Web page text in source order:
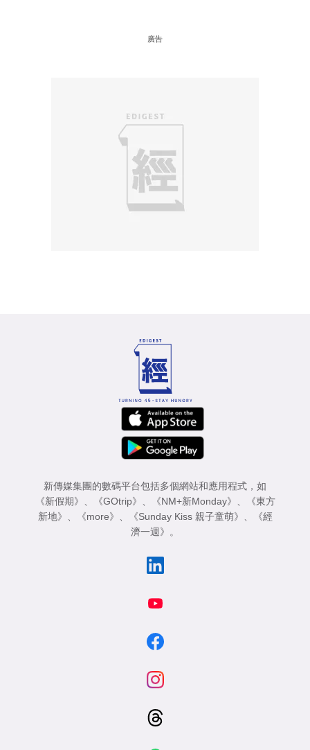
廣告
新傳媒集團的數碼平台包括多個網站和應用程式，如
《新假期》
《GOtrip》 《NM+新Monday》
《東方
新地》
《more》 《Sunday Kiss 親子童萌》
《經
濟一週》
。